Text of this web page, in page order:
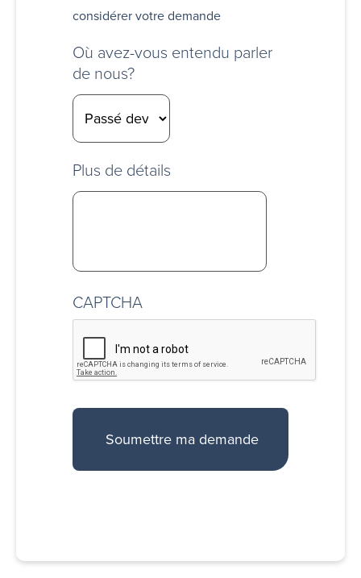
considérer votre demande
Où avez-vous entendu parler
de nous?
Plus de détails
CAPTCHA